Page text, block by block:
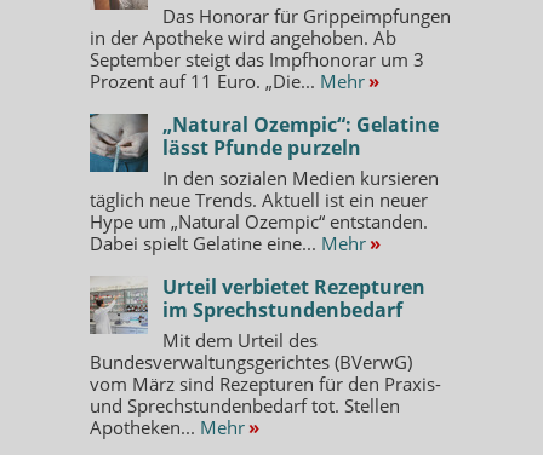
Das Honorar für Grippeimpfungen
in der Apotheke wird angehoben. Ab
September steigt das Impfhonorar um 3
Prozent auf 11 Euro. „Die... Mehr »
„Natural Ozempic“: Gelatine
lässt Pfunde purzeln
In den sozialen Medien kursieren
täglich neue Trends. Aktuell ist ein neuer
Hype um „Natural Ozempic“ entstanden.
Dabei spielt Gelatine eine... Mehr »
Urteil verbietet Rezepturen
im Sprechstundenbedarf
Mit dem Urteil des
Bundesverwaltungsgerichtes (BVerwG)
vom März sind Rezepturen für den Praxis-
und Sprechstundenbedarf tot. Stellen
Apotheken... Mehr »